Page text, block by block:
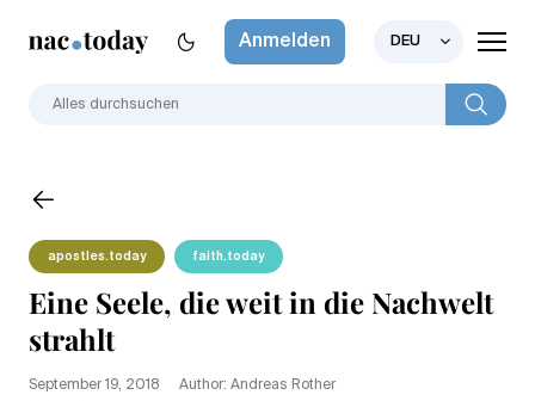
Anmelden DEU
apostles.today faith.today
Eine Seele, die weit in die Nachwelt
strahlt
September 19, 2018
Author: Andreas Rother